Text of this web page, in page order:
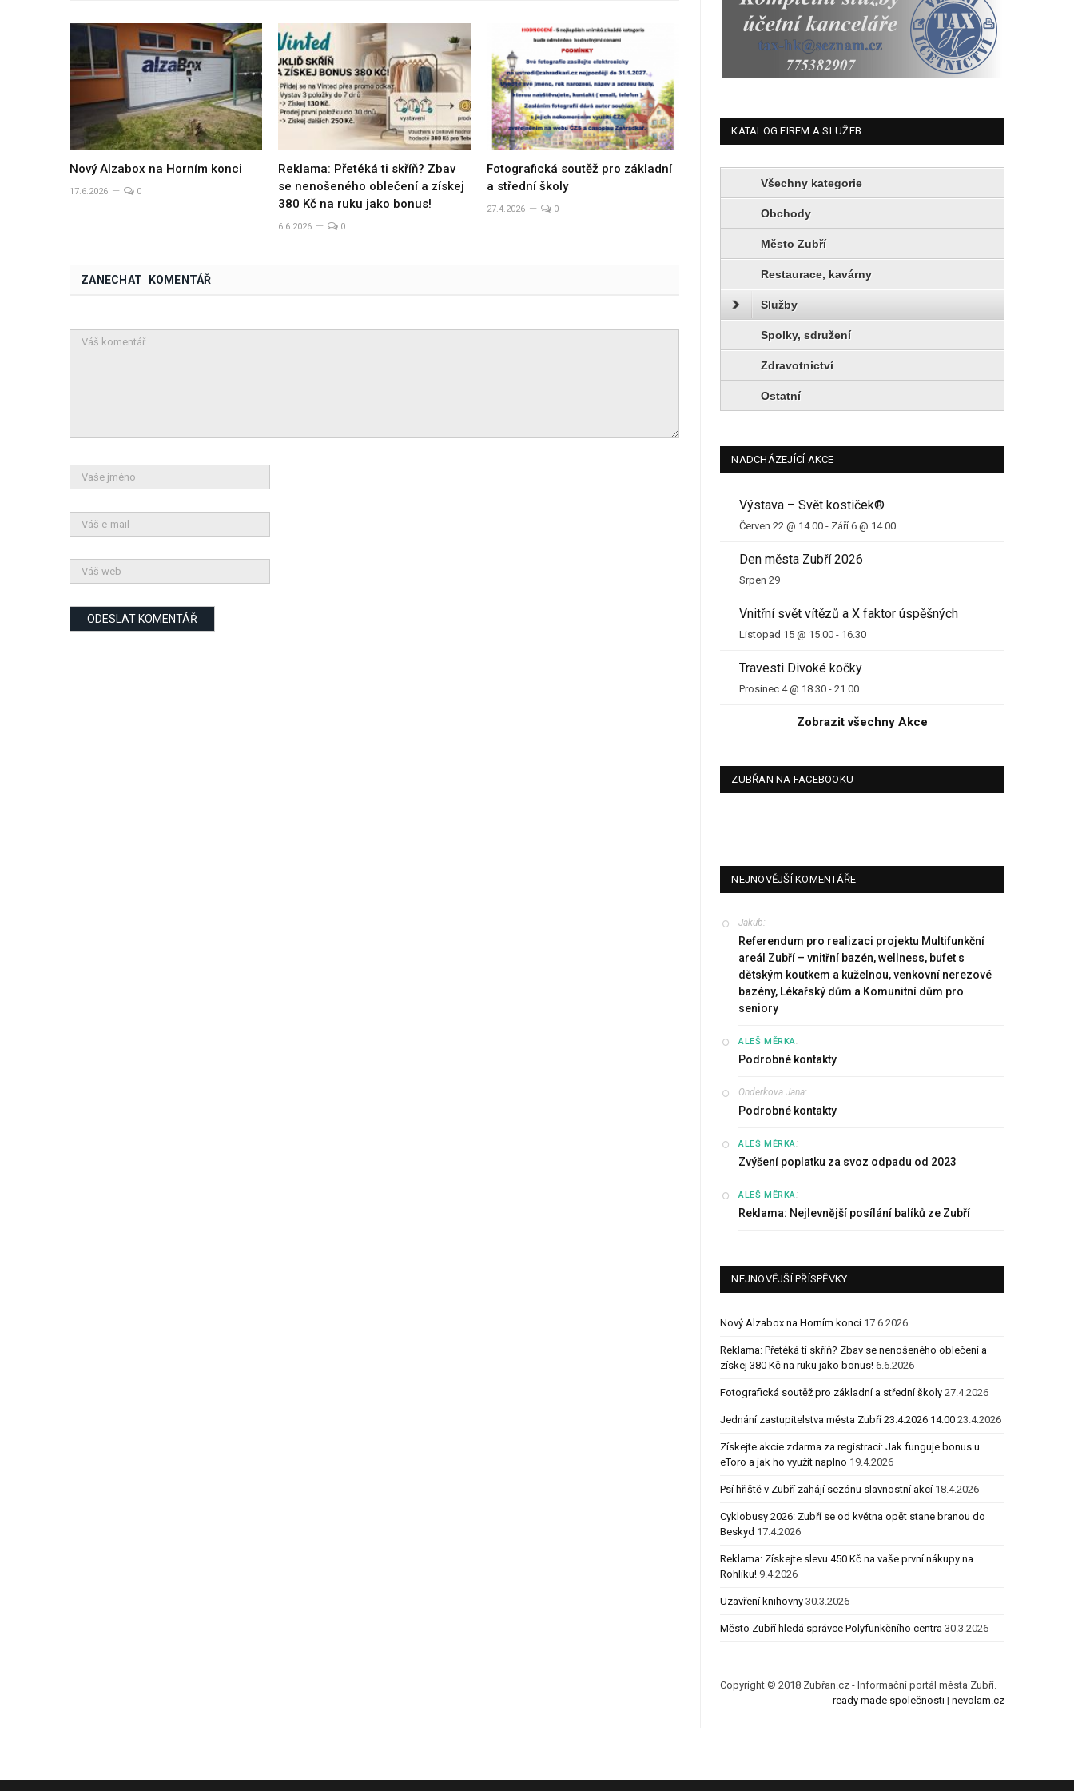
Nový Alzabox na Horním konci
17.6.2026 0
Reklama: Přetéká ti skříň? Zbav
se nenošeného oblečení a získej
380 Kč na ruku jako bonus!
6.6.2026 0
Fotografická soutěž pro základní
a střední školy
27.4.2026 0
ZANECHAT KOMENTÁŘ
KATALOG FIREM A SLUŽEB
Všechny kategorie
Obchody
Město Zubří
Restaurace, kavárny
Služby
Spolky, sdružení
Zdravotnictví
Ostatní
NADCHÁZEJÍCÍ AKCE
Výstava – Svět kostiček®
Červen 22 @ 14.00 - Září 6 @ 14.00
Den města Zubří 2026
Srpen 29
Vnitřní svět vítězů a X faktor úspěšných
Listopad 15 @ 15.00 - 16.30
Travesti Divoké kočky
Prosinec 4 @ 18.30 -21.00
Zobrazit všechny Akce
ZUBŘAN NA FACEBOOKU
NEJNOVĚJŠÍ KOMENTÁŘE
Jakub:
Referendum pro realizaci projektu Multifunkční
areál Zubří – vnitřní bazén, wellness, bufet s
dětským koutkem a kuželnou, venkovní nerezové
bazény, Lékařský dům a Komunitní dům pro
seniory
ALEŠ MĚRKA:
Podrobné kontakty
Onderkova Jana:
Podrobné kontakty
ALEŠ MĚRKA:
Zvýšení poplatku za svoz odpadu od 2023
ALEŠ MĚRKA:
Reklama: Nejlevnější posílání balíků ze Zubří
NEJNOVĚJŠÍ PŘÍSPĚVKY
Nový Alzabox na Horním konci 17.6.2026
Reklama: Přetéká ti skříň? Zbav se nenošeného oblečení a
získej 380 Kč na ruku jako bonus! 6.6.2026
Fotografická soutěž pro základní a střední školy 27.4.2026
Jednání zastupitelstva města Zubří 23.4.2026 14:00 23.4.2026
Získejte akcie zdarma za registraci: Jak funguje bonus u
eToro a jak ho využít naplno 19.4.2026
Psí hřiště v Zubří zahájí sezónu slavnostní akcí 18.4.2026
Cyklobusy 2026: Zubří se od května opět stane branou do
Beskyd 17.4.2026
Reklama: Získejte slevu 450 Kč na vaše první nákupy na
Rohlíku! 9.4.2026
Uzavření knihovny 30.3.2026
Město Zubří hledá správce Polyfunkčního centra 30.3.2026
Copyright © 2018 Zubřan.cz - Informační portál města Zubří.
ready made společnosti| nevolam.cz